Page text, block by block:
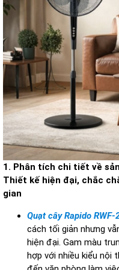
1. Phân tích chi tiết về
Thiết kế hiện đại, chắc
gian
Quạt cây Rapido RWF-
cách tối giản nhưng
hiện đại. Gam màu
hợp với nhiều kiểu nội